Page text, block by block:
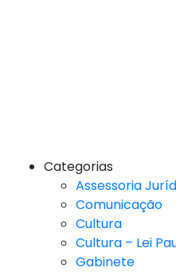
Categorias
Assessoria
Comunicação
Cultura
Cultura – Lei
Gabinete